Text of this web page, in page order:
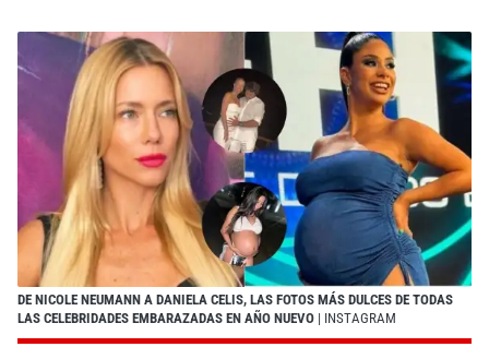
DE NICOLE NEUMANN A DANIELA CELIS, LAS FOTOS MÁS DULCES DE TODAS
LAS CELEBRIDADES EMBARAZADAS EN AÑO NUEVO | INSTAGRAM